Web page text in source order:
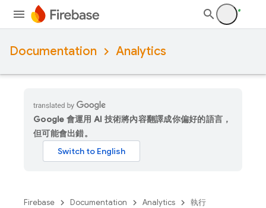
Documentation Analytics
Google 會運用 AI 技術將內容翻譯成你偏好的語言，
但可能會出錯。
Firebase Documentation Analytics 執行